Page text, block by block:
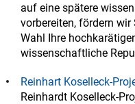
auf eine spätere
vorbereiten, fördern wir
Wahl Ihre
wissenschaftliche
Reinhart Koselleck-
Reinhardt Koselleck-